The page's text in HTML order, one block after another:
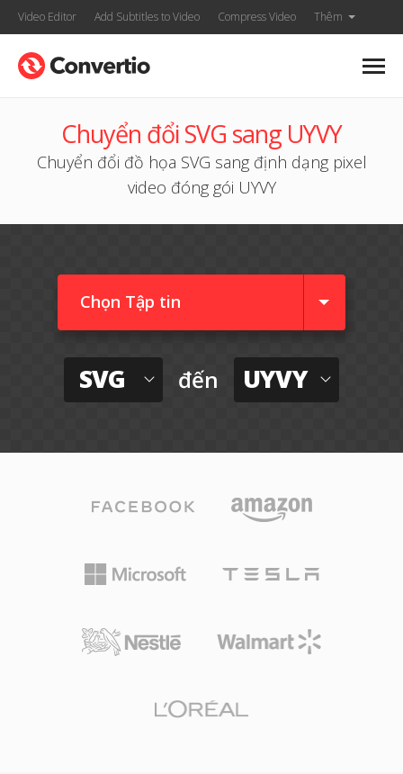
Video Editor Add Subtitles to Video Compress Video Thêm
Chuyển đổi SVG sang UYVY
Chuyển đổi đồ họa SVG sang định dạng pixel
video đóng gói UYVY
Chọn Tập tin
SVG đến UYVY